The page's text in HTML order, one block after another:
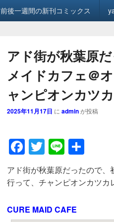
前後一週間の新刊コミックス
アド街が秋葉原
メイドカフェ＠
ャンピオンカツ
2025年11月17日 に adminが投稿
F
a
c
e
b
T
wi
tt
er
Li
n
e
有
アド街が秋葉原だったので
行って、チャンピオンカツカ
CURE MAID CAFE